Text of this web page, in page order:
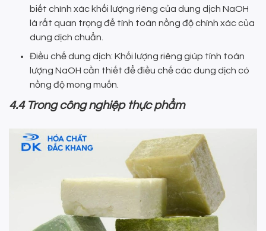
biết chính xác khối lượng riêng của dung dịch NaOH
là rất quan trọng để tính toán nồng độ chính xác của
dung dịch chuẩn.
Điều chế dung dịch: Khối lượng riêng giúp tính toán
lượng NaOH cần thiết để điều chế các dung dịch có
nồng độ mong muốn.
4.4 Trong công nghiệp thực phẩm